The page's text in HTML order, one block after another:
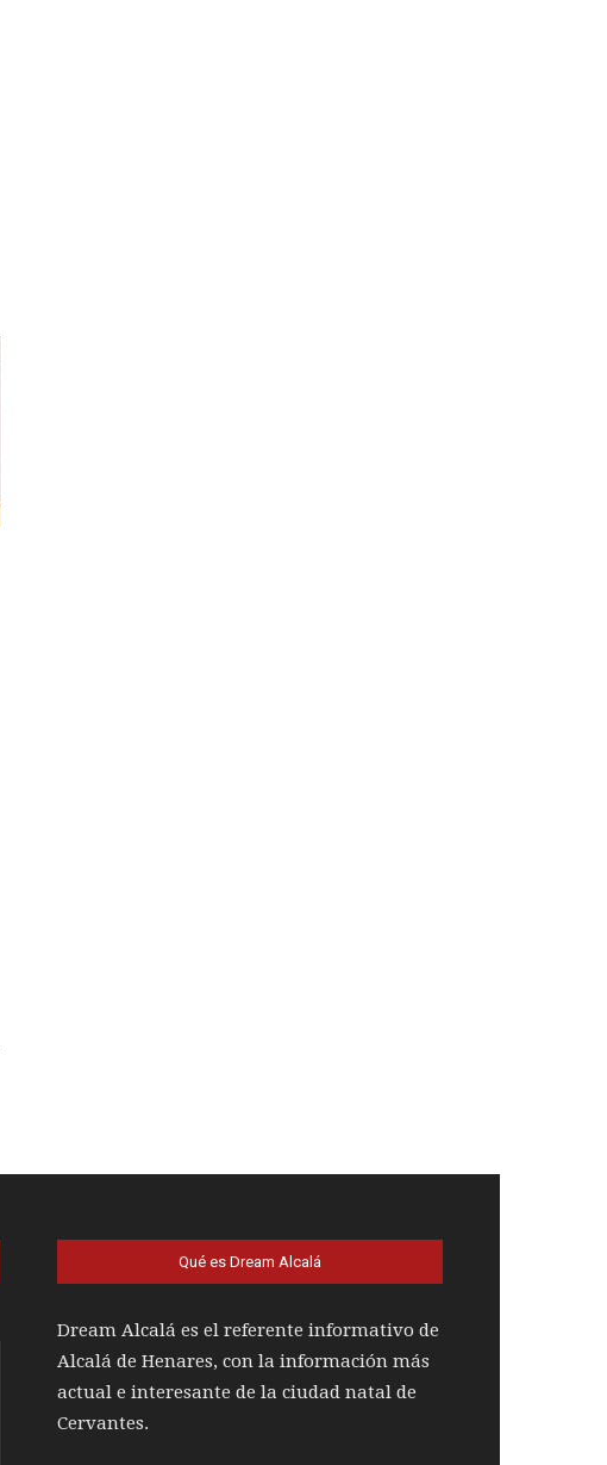
Qué es Dream Alcalá
Dream Alcalá es el referente informativo de
Alcalá de Henares, con la información más
actual e interesante de la ciudad natal de
Cervantes.